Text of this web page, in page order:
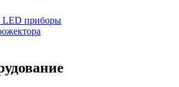
LED приборы